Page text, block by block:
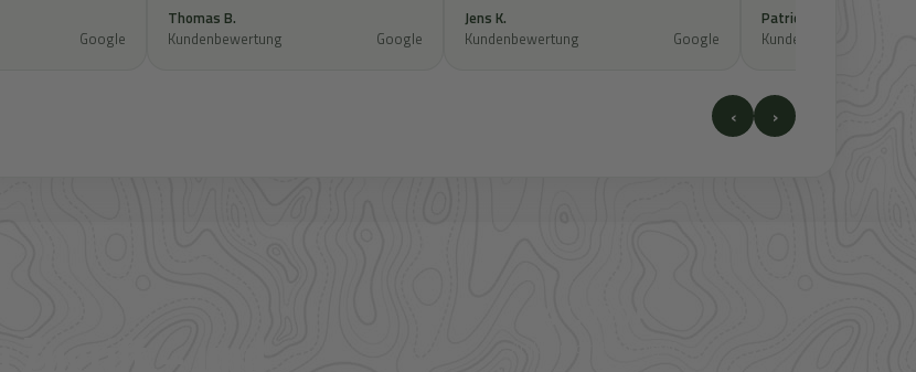
Google
Thomas B.
Kundenbewertung
Google
Jens K.
Kundenbewertung
Google
Patrick S.
Kundenbewertung
‹ ›